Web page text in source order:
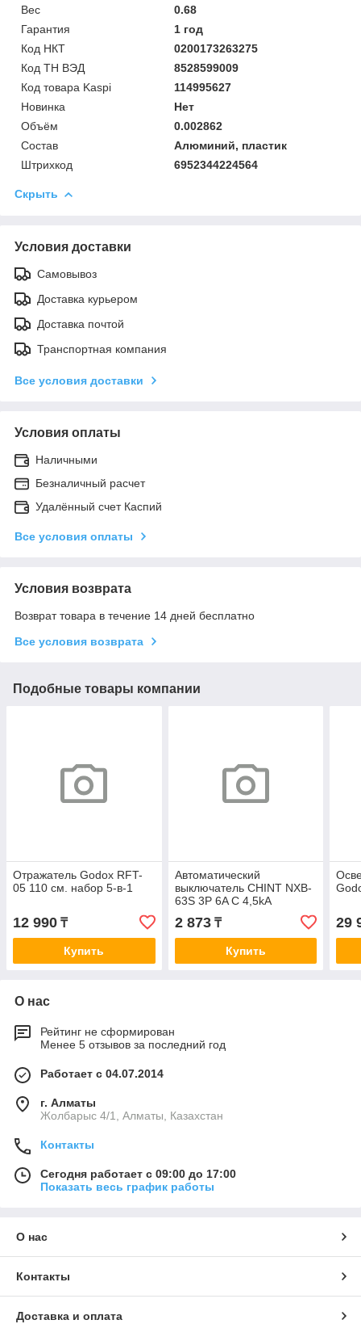
Вес
0.68
Гарантия
1 год
Код НКТ
0200173263275
Код ТН ВЭД
8528599009
Код товара Kaspi
114995627
Новинка
Нет
Объём
0.002862
Состав
Алюминий, пластик
Штрихкод
6952344224564
Скрыть
Условия доставки
Самовывоз
Доставка курьером
Доставка почтой
Транспортная компания
Все условия доставки
Условия оплаты
Наличными
Безналичный расчет
Удалённый счет Каспий
Все условия оплаты
Условия возврата
Возврат товара в течение 14 дней бесплатно
Все условия возврата
Подобные товары компании
Отражатель Godox RFT-
05 110 см. набор 5-в-1
12 990 ₸
Купить
Автоматический
выключатель CHINT NXB-
63S 3P 6A C 4,5kA
2 873₸
Купить
29
О нас
Рейтинг не сформирован
Менее 5 отзывов за последний год
Работает с 04.07.2014
г. Алматы
Жолбарыс 4/1, Алматы, Казахстан
Контакты
Сегодня работает с 09:00 до 17:00
Показать весь график работы
О нас
Контакты
Доставка и оплата